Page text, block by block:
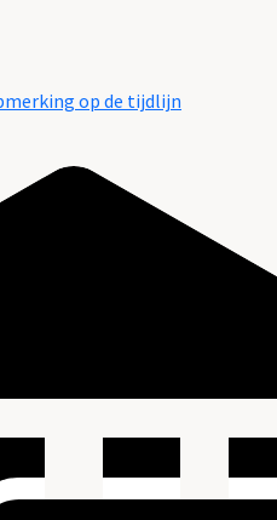
op de tijdlijn